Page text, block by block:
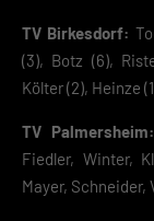
TV Birkesdorf:
(3), Botz (6),
Költer (2), Heinze
TV Palmersheim:
Fiedler, Winter,
Mayer, Schneider,